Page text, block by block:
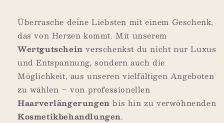
Überrasche deine Liebsten mit einem Geschenk,
das von Herzen kommt. Mit unserem
Wertgutschein verschenkst du nicht nur Luxus
und Entspannung, sondern auch die
Möglichkeit, aus unseren vielfältigen Angeboten
zu wählen – von professionellen
Haarverlängerungen bis hin zu verwöhnenden
Kosmetikbehandlungen.